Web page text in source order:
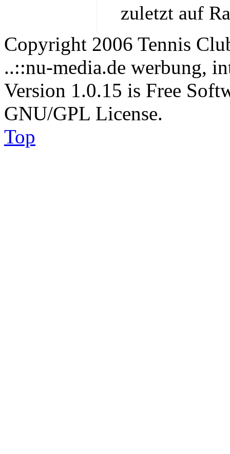
zuletzt auf
Copyright 2006 Tennis
..::nu-media.de werbung,
Version 1.0.15 is Free
GNU/GPL License.
Top